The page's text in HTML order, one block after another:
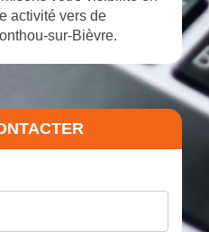
activité vers de
sur-Bièvre.